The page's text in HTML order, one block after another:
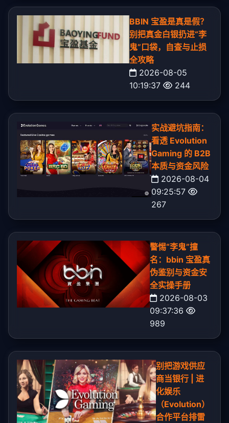
BBIN 宝盈是真是假？
别把真金白银扔进“李
鬼”口袋，自查与止损
全攻略
2026-08-05
10:19:37
244
实战避坑指南：
看透 Evolution
Gaming 的 B2B
本质与资金风险
2026-08-04
09:25:57
267
警惕“李鬼”撞
名：bbin 宝盈真
伪鉴别与资金安
全实操手册
2026-08-03
09:37:36
989
别把游戏供应
商当银行 | 进
化娱乐
（Evolution）
合作平台排雷